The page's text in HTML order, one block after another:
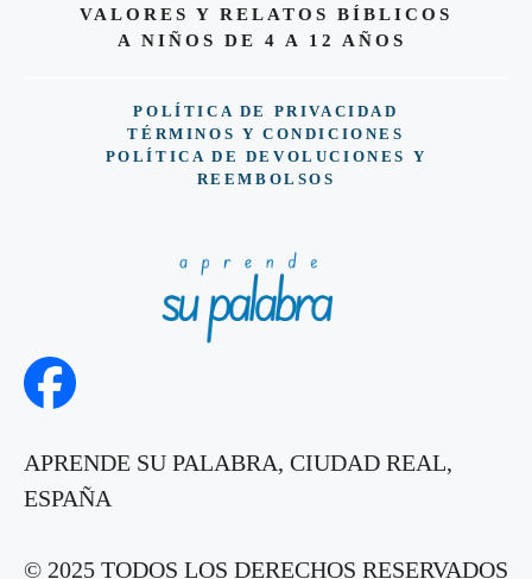
VALORES Y RELATOS BÍBLICOS
A NIÑOS DE 4 A 12 AÑOS
POLÍTICA DE PRIVACIDAD
TÉRMINOS Y CONDICIONES
POLÍTICA DE DEVOLUCIONES Y
REEMBOLSOS
APRENDE SU PALABRA, CIUDAD REAL,
ESPAÑA
© 2025 TODOS LOS DERECHOS RESERVADOS